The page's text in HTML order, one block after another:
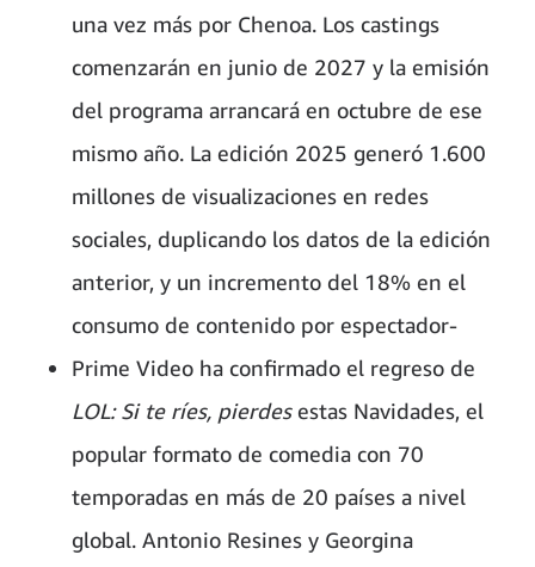
una vez más por Chenoa. Los castings
comenzarán en junio de 2027 y la emisión
del programa arrancará en octubre de ese
mismo año. La edición 2025 generó 1.600
millones de visualizaciones en redes
sociales, duplicando los datos de la edición
anterior, y un incremento del 18% en el
consumo de contenido por espectador-
Prime Video ha confirmado el regreso de
LOL: Si te ríes, pierdesestas Navidades, el
popular formato de comedia con 70
temporadas en más de 20 países a nivel
global. Antonio Resines y Georgina